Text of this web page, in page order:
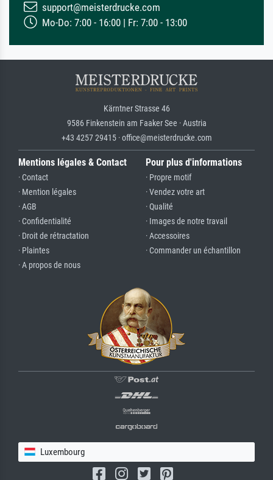
support@meisterdrucke.com
Mo-Do: 7:00 - 16:00 | Fr: 7:00 - 13:00
Kärntner Strasse 46
9586 Finkenstein am Faaker See · Austria
+43 4257 29415 · office@meisterdrucke.com
Mentions légales & Contact
· Contact
· Mention légales
· AGB
· Confidentialité
· Droit de rétractation
· Plaintes
· A propos de nous
Pour plus d'informations
· Propre motif
· Vendez votre art
· Qualité
· Images de notre travail
· Accessoires
· Commander un échantillon
Luxembourg